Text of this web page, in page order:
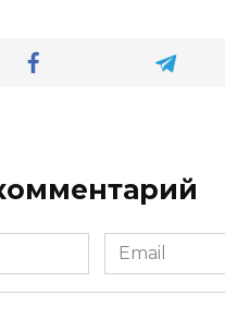
Email
*